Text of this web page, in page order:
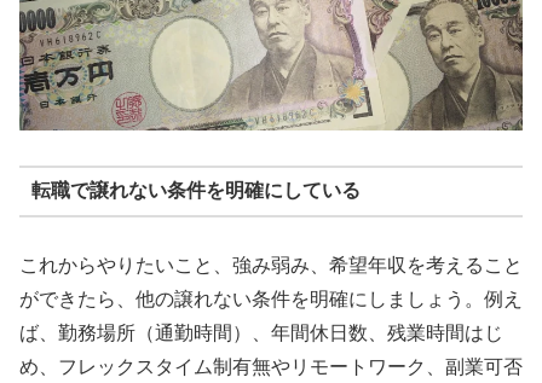
転職で譲れない条件を明確にしている
これからやりたいこと、強み弱み、希望年収を考えること
ができたら、他の譲れない条件を明確にしましょう。例え
ば、勤務場所（通勤時間）、年間休日数、残業時間はじ
め、フレックスタイム制有無やリモートワーク、副業可否